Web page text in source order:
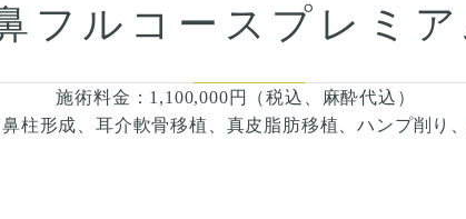
フルコースプレミア
施術料金：1,100,000円（税込、麻酔代込）
柱形成、耳介軟骨移植、真皮脂肪移植、ハンプ削り